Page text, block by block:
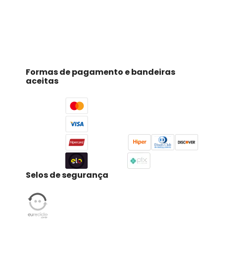
Formas de pagamento e bandeiras
aceitas
Selos de segurança